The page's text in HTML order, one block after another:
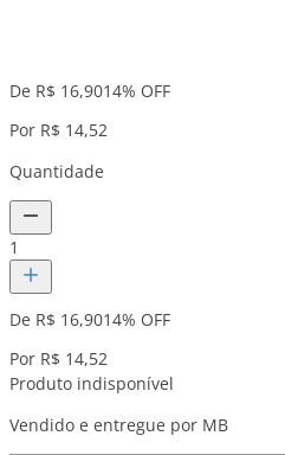
De R$ 16,9014% OFF
Por R$ 14,52
Quantidade
1
De R$ 16,9014% OFF
Por R$ 14,52
Produto indisponível
Vendido e entregue por MB